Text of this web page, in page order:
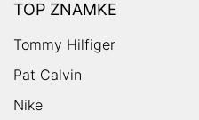
TOP ZNAMKE
Tommy Hilfiger
Pat Calvin
Nike